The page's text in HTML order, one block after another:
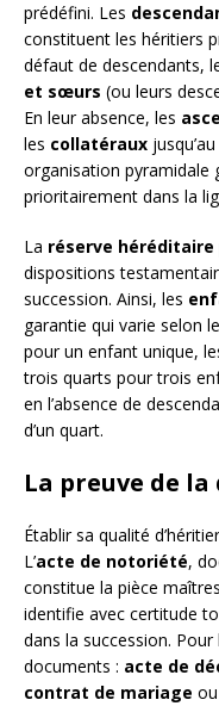
prédéfini. Les
constituent les héritiers
défaut de descendants,
et sœurs (ou leurs
En leur absence, les
les collatéraux
organisation pyramidale
prioritairement dans la
La réserve héréditaire
dispositions
succession. Ainsi, les
garantie qui varie selon
pour un enfant unique,
trois quarts pour trois
en l’absence de
d’un quart.
La preuve de
Établir sa qualité
L’acte de notoriété,
constitue la pièce
identifie avec certitude
dans la succession.
documents : acte de
contrat de mariage ou